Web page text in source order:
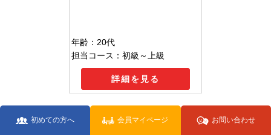
初めての方へ 会員マイページ お問い合わせ
年齢：20代
担当コース：初級～上級
詳細を見る